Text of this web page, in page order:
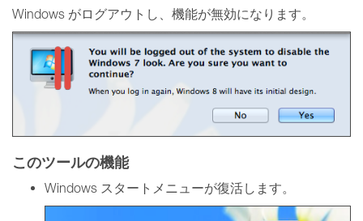
Windows がログアウトし、機能が無効になります。
このツールの機能
Windows スタートメニューが復活します。